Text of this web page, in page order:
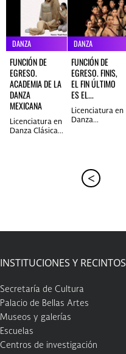
DANZA
FUNCIÓN DE
EGRESO.
ACADEMIA DE LA
DANZA
MEXICANA
Licenciatura en
Danza Clásica...
DANZA
FUNCIÓN DE
EGRESO. FINIS,
EL FIN ÚLTIMO
ES EL...
Licenciatura en
Danza...
INSTITUCIONES Y RECINTOS
Secretaría de Cultura
Palacio de Bellas Artes
Museos y galerías
Escuelas
Centros de investigación